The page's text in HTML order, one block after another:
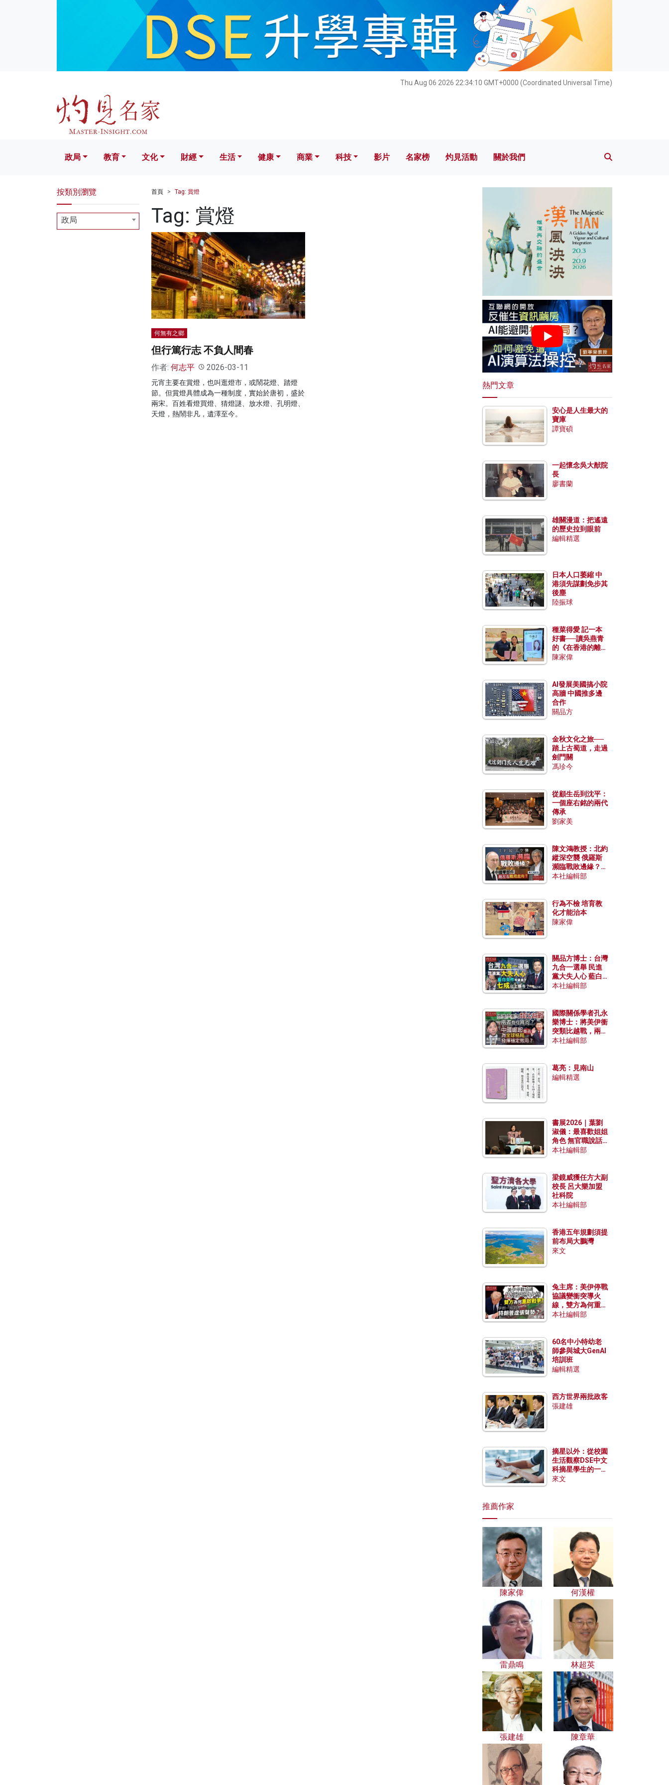
Thu Aug 06 2026 22:34:11 GMT+0000 (Coordinated Universal Time)
文化 財經 生活 健康 科技 影片 名家榜 灼見活動 關於我們
政局 教育 文化 財經 生活 健康 商業 科技 影片 名家榜 灼見活動 關於我們
首頁 Tag: 賞燈
Tag: 賞燈
何無有之鄉
但行篤行志 不負人間春
作者: 何志平 2026-03-11
元宵主要在賞燈，也叫逛燈市，或鬧花燈、踏燈
節。但賞燈具體成為一種制度，實始於唐初，盛於
兩宋。百姓看燈買燈、猜燈謎、放水燈、孔明燈、
天燈，熱鬧非凡，遺澤至今。
按類別瀏覽
政局
熱門文章
安心是人生最大的
寶庫
譚寶碩
一起懷念吳大猷院
長
廖書蘭
雄關漫道：把遙遠
的歷史拉到眼前
編輯精選
日本人口萎縮 中
港須先謀劃免步其
後塵
陸振球
種菜得愛 記一本
好書──讀吳燕青
的《在香港的離島
種菜》
陳家偉
AI發展美國搞小院
高牆 中國推多邊
合作
關品方
金秋文化之旅──
踏上古蜀道，走過
劍門關
馮珍今
從顧生岳到沈平：
一個座右銘的兩代
傳承
劉家美
陳文鴻教授：北約
縱深空襲 俄羅斯
瀕臨戰敗邊緣？中
國零部件能左右戰
本社編輯部
行為不檢 培育教
化才能治本
陳家偉
關品方博士：台灣
九合一選舉 民進
黨大失人心 藍白
合作有望拿下七成
本社編輯部
國際關係學者孔永
樂博士：將美伊衝
突類比越戰，兩者
有何異同？中國崛
本社編輯部
葛亮：見南山
編輯精選
書展2026｜葉劉
淑儀：最喜歡姐姐
角色 無官職說話
包袱少
本社編輯部
梁鏡威獲任方大副
校長 呂大樂加盟
社科院
本社編輯部
香港五年規劃須提
前布局大鵬灣
來文
兔主席：美伊停戰
協議變衝突導火
線，雙方為何重啟
戰爭？伊朗一早洞
本社編輯部
60名中小特幼老
師參與城大GenAI
培訓班
編輯精選
西方世界兩批政客
張建雄
摘星以外：從校園
生活觀察DSE中文
科摘星學生的一點
特質
來文
推薦作家
陳家偉 何漢權
雷鼎鳴 林超英
張建雄 陳章華